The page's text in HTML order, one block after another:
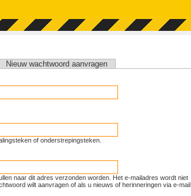
Nieuw wachtwoord aanvragen
of onderstrepingsteken.
naar dit adres verzonden worden. Het e-mailadres wordt niet
wilt aanvragen of als u nieuws of herinneringen via e-mail